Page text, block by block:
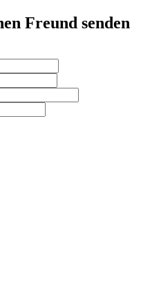
Freund senden